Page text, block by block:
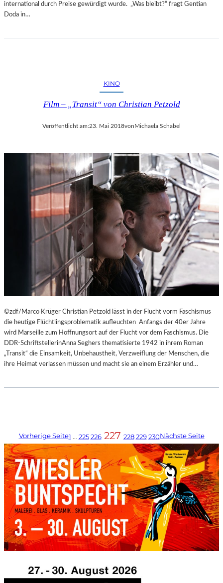
international durch Preise gewürdigt wurde. „Was bleibt?“ fragt Gentian
Doda in…
KINO
Film – „Transit“ von Christian Petzold
Veröffentlicht am:23. Mai 2018von Michaela Schabel
©zdf/Marco Krüger Christian Petzold lässt in der Flucht vorm Faschismus
die heutige Flüchtlingsproblematik aufleuchten Anfangs der 40er Jahre
wird Marseille zum Hoffnungsort auf der Flucht vor dem Faschismus. Die
DDR-SchriftstellerinAnna Seghers thematisierte 1942 in ihrem Roman
„Transit“ die Einsamkeit, Unbehaustheit, Verzweiflung der Menschen, die
ihre Heimat verlassen müssen und macht sie an einem Erzähler und…
Vorherige Seite1 … 225 226 227 228 229 230Nächste Seite